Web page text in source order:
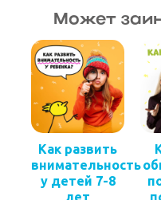
Может
Как развить
внимательность
у детей 7-8
лет